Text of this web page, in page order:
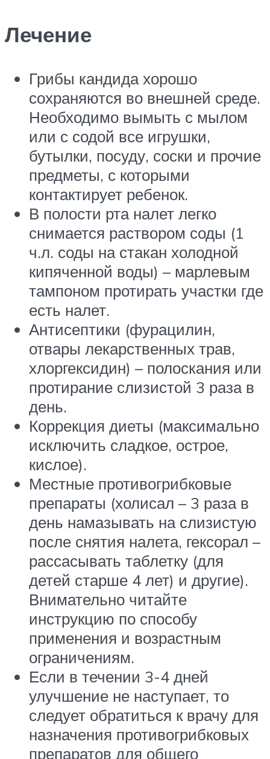
Лечение
Грибы кандида хорошо
сохраняются во внешней среде.
Необходимо вымыть с мылом
или с содой все игрушки,
бутылки, посуду, соски и прочие
предметы, с которыми
контактирует ребенок.
В полости рта налет легко
снимается раствором соды (1
ч.л. соды на стакан холодной
кипяченной воды) – марлевым
тампоном протирать участки где
есть налет.
Антисептики (фурацилин,
отвары лекарственных трав,
хлоргексидин) – полоскания или
протирание слизистой 3 раза в
день.
Коррекция диеты (максимально
исключить сладкое, острое,
кислое).
Местные противогрибковые
препараты (холисал – 3 раза в
день намазывать на слизистую
после снятия налета, гексорал –
рассасывать таблетку (для
детей старше 4 лет) и другие).
Внимательно читайте
инструкцию по способу
применения и возрастным
ограничениям.
Если в течении 3-4 дней
улучшение не наступает, то
следует обратиться к врачу для
назначения противогрибковых
препаратов для общего